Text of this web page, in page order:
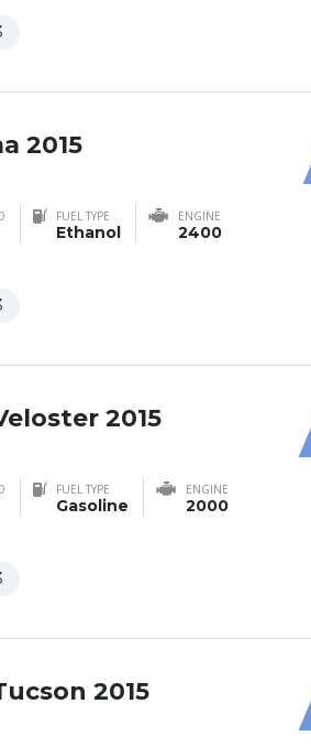
2015
FUEL TYPE
Ethanol
ENGINE
2400
2015
FUEL TYPE
Gasoline
ENGINE
2000
2015